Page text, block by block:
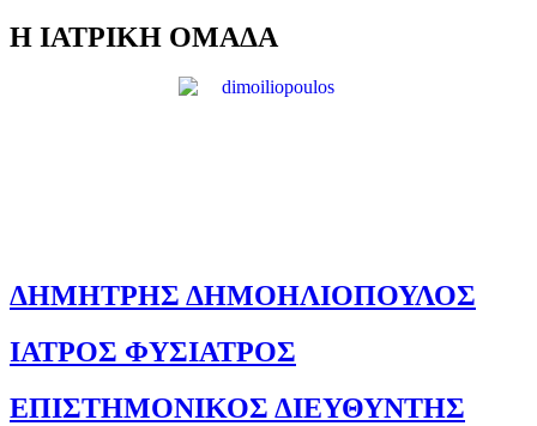
Η ΙΑΤΡΙΚΗ ΟΜΑΔΑ
ΔΗΜΗΤΡΗΣ ΔΗΜΟΗΛΙΟΠΟΥΛΟΣ
ΙΑΤΡΟΣ ΦΥΣΙΑΤΡΟΣ
ΕΠΙΣΤΗΜΟΝΙΚΟΣ ΔΙΕΥΘΥΝΤΗΣ